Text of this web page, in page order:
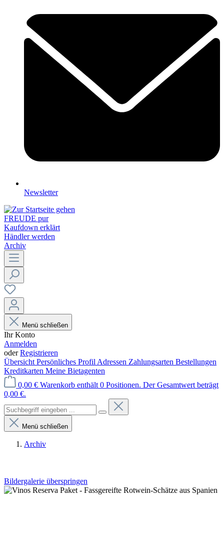
Newsletter
FREUDE pur
Kaufdown erklärt
Händler werden
Archiv
Menü schließen
Ihr Konto
Anmelden
oderRegistrieren
Übersicht Persönliches Profil Adressen Zahlungsarten Bestellungen
Kreditkarten Meine Bietagenten
0,00 € Warenkorb enthält 0 Positionen. Der Gesamtwert beträgt
0,00 €.
Menü schließen
Archiv
Bildergalerie überspringen